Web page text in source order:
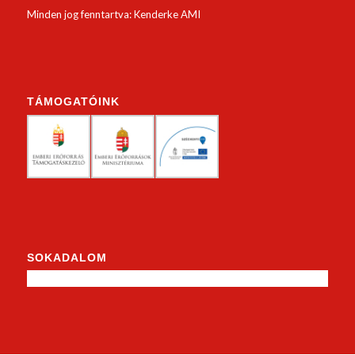
Minden jog fenntartva: Kenderke AMI
TÁMOGATÓINK
SOKADALOM